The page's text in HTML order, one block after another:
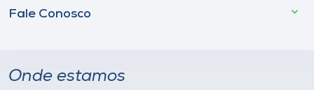
Fale Conosco
Onde estamos